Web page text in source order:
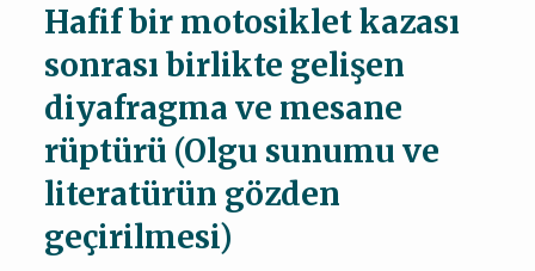
Hafif bir motosiklet kazası
sonrası birlikte gelişen
diyafragma ve mesane
rüptürü (Olgu sunumu ve
literatürün gözden
geçirilmesi)